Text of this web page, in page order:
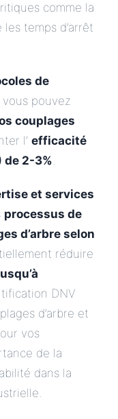
comme la
temps d’arrêt
de
vous pouvez
couplages
l’ efficacité
de 2-3%.
et services
processus de
d’arbre selon
réduire
DNV
d’arbre et
vos
de la
dans la